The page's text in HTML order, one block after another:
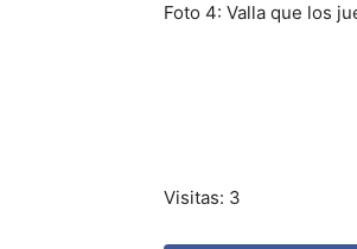
Foto 4: Valla que los
Visitas: 3